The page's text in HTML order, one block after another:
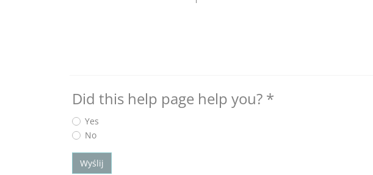
Did this help page help you? *
Yes
No
Wyślij